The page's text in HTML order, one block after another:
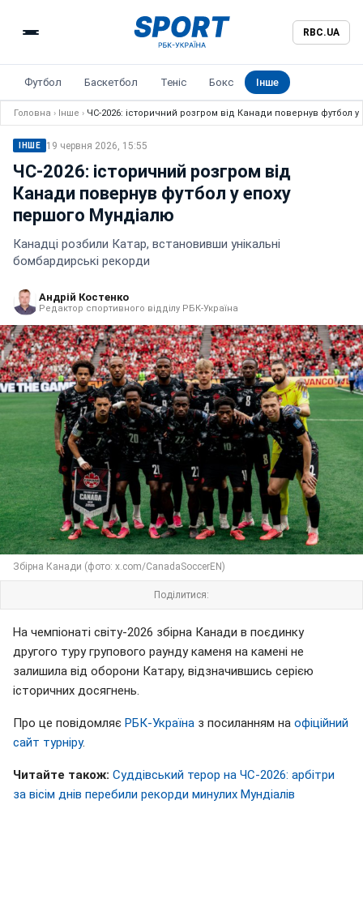
RBC.UA
Футбол Баскетбол Теніс Бокс Інше
Головна › Інше › ЧС-2026: історичний розгром від Канади повернув футбол
ІНШЕ 19 червня 2026, 15:55
ЧС-2026: історичний розгром від
Канади повернув футбол у епоху
першого Мундіалю
Канадці розбили Катар, встановивши унікальні
бомбардирські рекорди
Андрій Костенко
Редактор спортивного відділу РБК-Україна
Збірна Канади (фото: x.com/CanadaSoccerEN)
Поділитися:
На чемпіонаті світу-2026 збірна Канади в поєдинку
другого туру групового раунду каменя на камені не
залишила від оборони Катару, відзначившись серією
історичних досягнень.
Про це повідомляє РБК-Україна з посиланням на офіційний
сайт турніру.
Читайте також: Суддівський терор на ЧС-2026: арбітри
за вісім днів перебили рекорди минулих Мундіалів